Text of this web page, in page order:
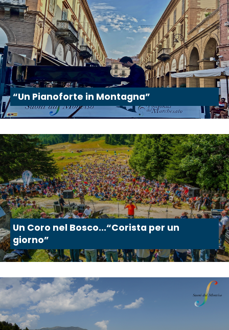
“Un Pianoforte in Montagna”
Un Coro nel Bosco...“Corista per un
giorno”